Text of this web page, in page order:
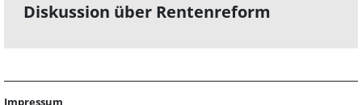
Diskussion über Rentenreform
Impressum